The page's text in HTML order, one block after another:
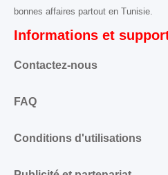
bonnes affaires partout en Tunisie.
Informations et
Contactez-nous
FAQ
Conditions d'utilisations